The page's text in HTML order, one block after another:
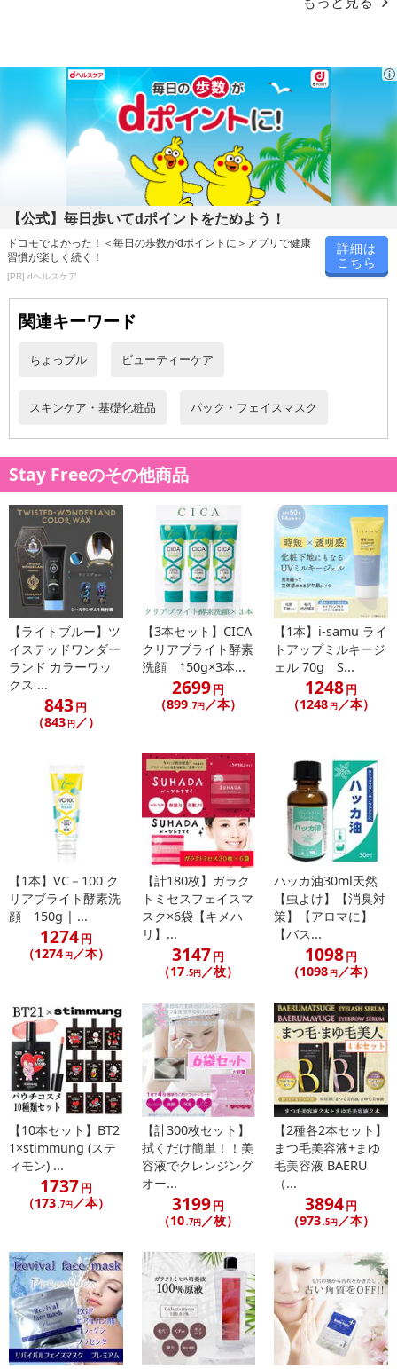
【お支払いについて】
※お支払い方法は、電話料金合算払い、クレジットカード払い、dポ
イントがご利用いただけます。
【発送・お届け・商品について】
※お申込み頂きました商品の同梱、お届けの日時指定はいたしかね
ます。
※お客様のご都合でお受取りいただけない場合、商品の再発送や返
金はいたしかねます。
また、お届け日時のご指定は、お受けできません。宅配業者からの
不在票にてご対応ください。
※発送予定日は前後する場合がございます。また商品によって発送
※dショッピングサンプル百貨店よりお届けする商品は、ご利用いた
禁じます。
止させていただきます。
【配送伝票番号について】
※こちらの商品については商品の発送完了後、
配送伝票番号がマイページに表示されない場合もございます。予
めご了承ください。
発送日カレンダー
休業日
その他共通および商品カテゴリー別注意事項（※必ずご確認くだ
こちらの情報は 2026-07-09 14:13:35.0での情報となります。
【公式】毎日歩いてdポイントをためよう！
ドコモでよかった！＜毎日の歩数がdポイントに＞アプリで健康
習慣が楽しく続く！
[PR] dヘルスケア
詳細は
こちら
関連キーワード
ちょっプル ビューティーケア
スキンケア・基礎化粧品 パック・フェイスマスク
Stay Freeのその他商品
【ライトブルー】ツ
イステッドワンダー
ランド カラーワッ
クス ...
843円
（843 円／）
【3本セット】CICA
クリアブライト酵素
洗顔 150g×3本...
2699円
（899.7円／本）
【1本】i-samu ライ
トアップミルキージ
ェル 70g S...
1248円
（1248 円／本）
【1本】VC－100 ク
リアブライト酵素洗
顔 150g | ...
1274円
（1274 円／本）
【計180枚】ガラク
トミセスフェイスマ
スク×6袋【キメハ
リ】...
3147円
（17.5円／枚）
ハッカ油30ml天然
【虫よけ】【消臭対
策】【アロマに】
【バス...
1098円
（1098 円／本）
【10本セット】BT2
1×stimmung (ステ
ィモン) ...
1737円
（173 .7円／本）
【計300枚セット】
拭くだけ簡単！！美
容液でクレンジング
オー...
3199円
（10 .7円 ／枚）
【2種各2本セット】
まつ毛美容液+まゆ
毛美容液 BAERU
（...
3894円
（973 .5円 ／本）